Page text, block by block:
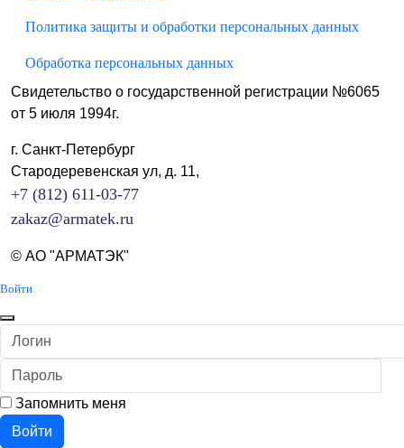
Политика защиты и обработки персональных данных
Обработка персональных данных
Свидетельство о государственной регистрации №6065
от 5 июля 1994г.
г. Санкт-Петербург
Стародеревенская ул, д. 11,
+7 (812) 611-03-77
zakaz@armatek.ru
© АО "АРМАТЭК"
Войти
Логин
Пароль
Запомнить меня
Войти